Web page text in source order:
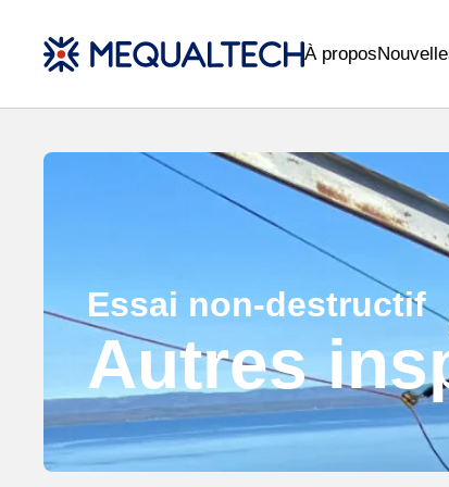
À propos
Essai non-destructif
Autres